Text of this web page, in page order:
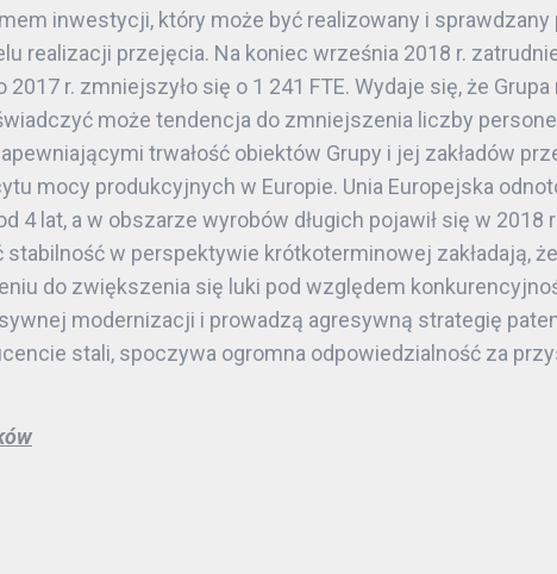
inwestycji, który może być realizowany i
realizacji przejęcia. Na koniec września 2018 r.
r. zmniejszyło się o 1 241 FTE. Wydaje się, że
może tendencja do zmniejszenia liczby
trwałość obiektów Grupy i jej zakładów
mocy produkcyjnych w Europie. Unia Europejska
lat, a w obszarze wyrobów długich pojawił się w 2018
w perspektywie krótkoterminowej zakładają,
do zwiększenia się luki pod względem
modernizacji i prowadzą agresywną strategię
stali, spoczywa ogromna odpowiedzialność za